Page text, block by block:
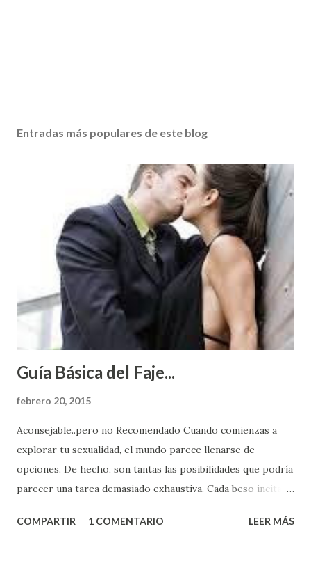
Entradas más populares de este blog
Guía Básica del Faje...
febrero 20, 2015
Aconsejable..pero no Recomendado Cuando comienzas a
explorar tu sexualidad, el mundo parece llenarse de
opciones. De hecho, son tantas las posibilidades que podría
parecer una tarea demasiado exhaustiva. Cada beso incita
partes de ti que jamás hubieras imaginado. El problema es
COMPARTIR 1 COMENTARIO LEER MÁS